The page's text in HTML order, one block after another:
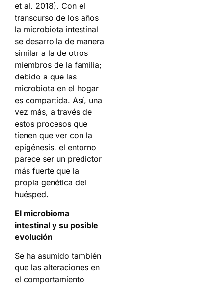
et al. 2018). Con el
transcurso de los años
la microbiota intestinal
se desarrolla de manera
similar a la de otros
miembros de la familia;
debido a que las
microbiota en el hogar
es compartida. Así, una
vez más, a través de
estos procesos que
tienen que ver con la
epigénesis, el entorno
parece ser un predictor
más fuerte que la
propia genética del
huésped.
El microbioma
intestinal y su posible
evolución
Se ha asumido también
que las alteraciones en
el comportamiento